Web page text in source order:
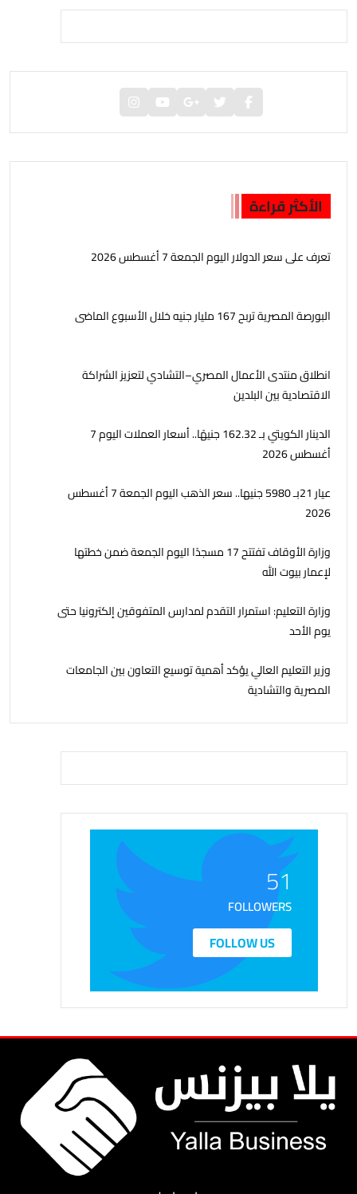
الأكثر قراءة
تعرف على سعر الدولار اليوم الجمعة 7 أغسطس 2026
البورصة المصرية تربح 167 مليار جنيه خلال الأسبوع الماضى
انطلاق منتدى الأعمال المصري–التشادي لتعزيز الشراكة
الاقتصادية بين البلدين
الدينار الكويتي بـ 162.32 جنيهًا.. أسعار العملات اليوم 7
أغسطس 2026
عيار 21بـ 5980 جنيها.. سعر الذهب اليوم الجمعة 7 أغسطس
2026
وزارة الأوقاف تفتتح 17 مسجدًا اليوم الجمعة ضمن خطتها
لإعمار بيوت الله
وزارة التعليم: استمرار التقدم لمدارس المتفوقين إلكترونيا حتى
يوم الأحد
وزير التعليم العالي يؤكد أهمية توسيع التعاون بين الجامعات
المصرية والتشادية
51
FOLLOWERS
FOLLOW US